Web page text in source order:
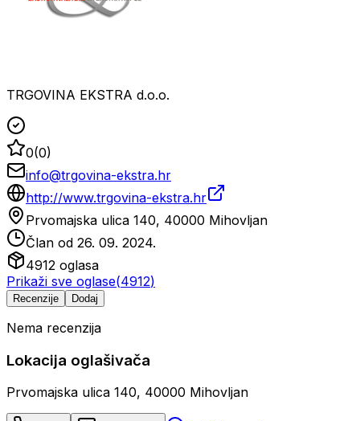
TRGOVINA EKSTRA d.o.o.
0(0)
info@trgovina-ekstra.hr
http://www.trgovina-ekstra.hr
Prvomajska ulica 140, 40000 Mihovljan
Član od 26. 09. 2024.
4912 oglasa
Prikaži sve oglase(4912)
Recenzije Dodaj
Nema recenzija
Lokacija oglašivača
Prvomajska ulica 140, 40000 Mihovljan